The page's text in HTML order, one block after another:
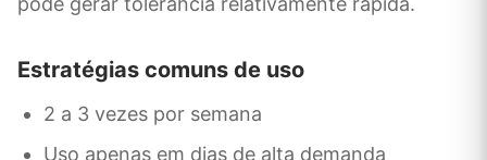
Estratégias comuns de uso
2 a 3 vezes por semana
Uso apenas em dias de alta demanda